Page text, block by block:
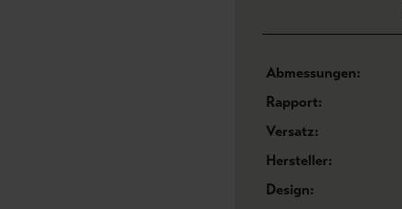
Abmessungen:
Rapport:
Versatz:
Hersteller:
Design: